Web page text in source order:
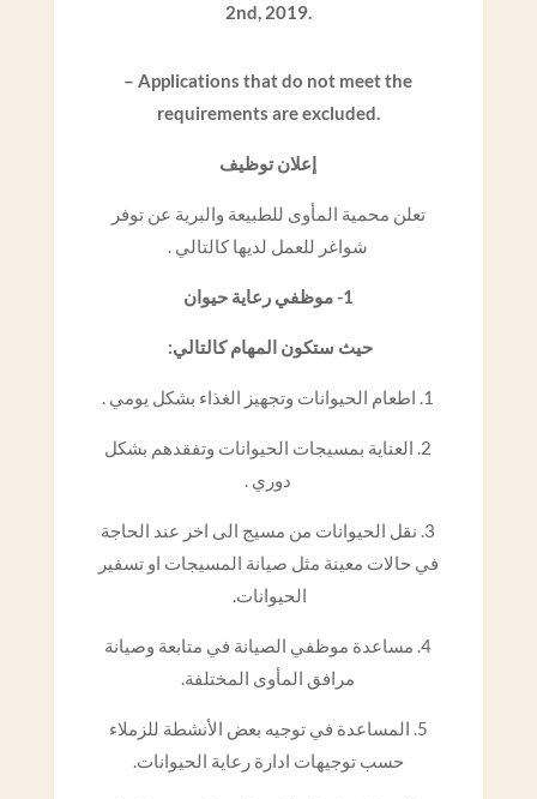
2nd, 2019.
– Applications that do not meet the
requirements are excluded.
إعلان توظيف
تعلن محمية المأوى للطبيعة والبرية عن توفر
شواغر للعمل لديها كالتالي .
1- موظفي رعاية حيوان
حيث ستكون المهام كالتالي:
1. اطعام الحيوانات وتجهيز الغذاء بشكل يومي .
2. العناية بمسيجات الحيوانات وتفقدهم بشكل
دوري .
3. نقل الحيوانات من مسيج الى اخر عند الحاجة
في حالات معينة مثل صيانة المسيجات او تسفير
الحيوانات.
4. مساعدة موظفي الصيانة في متابعة وصيانة
مرافق المأوى المختلفة.
5. المساعدة في توجيه بعض الأنشطة للزملاء
حسب توجيهات ادارة رعاية الحيوانات.